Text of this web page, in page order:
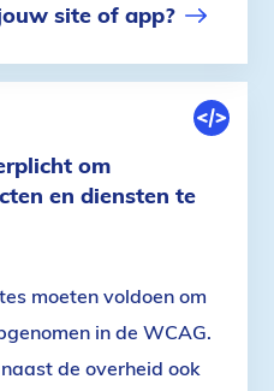
site of app?
om
en diensten te
DIGITALE
moeten voldoen om
in de WCAG.
de overheid ook